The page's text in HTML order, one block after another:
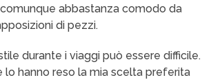
abbastanza comodo da
di pezzi.
durante i viaggi può essere difficile.
lo hanno reso la mia scelta preferita